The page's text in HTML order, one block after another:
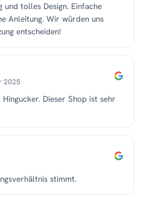
und tolles Design. Einfache
Anleitung. Wir würden uns
entscheiden!
2025
Dieser Shop ist sehr
stimmt.